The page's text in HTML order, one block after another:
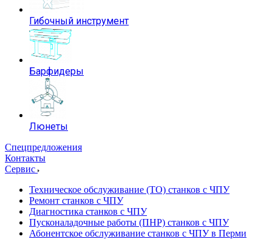
Гибочный инструмент
Барфидеры
Люнеты
Спецпредложения
Контакты
Сервис
Техническое обслуживание (ТО) станков с ЧПУ
Ремонт станков с ЧПУ
Диагностика станков с ЧПУ
Пусконаладочные работы (ПНР) станков с ЧПУ
Абонентское обслуживание станков с ЧПУ в Перми